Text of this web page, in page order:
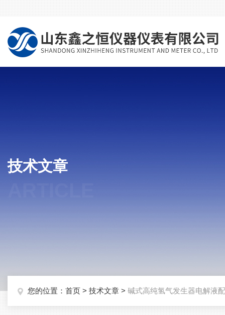
技术文章
您的位置： 首页 > 技术文章 > 碱式高纯氢气发生器电解液